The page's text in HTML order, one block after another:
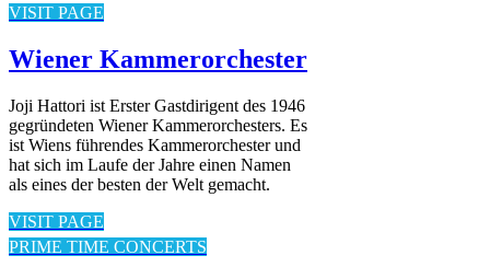
VISIT PAGE
Wiener Kammerorchester
Joji Hattori ist Erster Gastdirigent des 1946
gegründeten Wiener Kammerorchesters. Es
ist Wiens führendes Kammerorchester und
hat sich im Laufe der Jahre einen Namen
als eines der besten der Welt gemacht.
VISIT PAGE
PRIME TIME CONCERTS